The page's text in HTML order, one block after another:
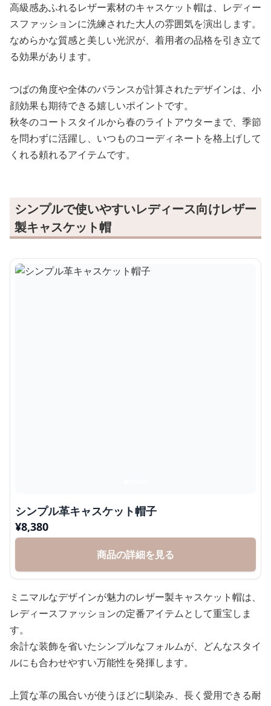
高級感あふれるレザー素材のキャスケット帽は、レディー
スファッションに洗練された大人の雰囲気を演出します。
なめらかな質感と美しい光沢が、着用者の品格を引き立て
る効果があります。
つばの角度や全体のバランスが計算されたデザインは、小
顔効果も期待できる嬉しいポイントです。
秋冬のコートスタイルから春のライトアウターまで、季節
を問わずに活躍し、いつものコーディネートを格上げして
くれる頼れるアイテムです。
シンプルで使いやすいレディース向けレザー
製キャスケット帽
シンプル革キャスケット帽子
¥8,380
商品の詳細を見る
ミニマルなデザインが魅力のレザー製キャスケット帽は、
レディースファッションの定番アイテムとして重宝しま
す。
余計な装飾を省いたシンプルなフォルムが、どんなスタイ
ルにも合わせやすい万能性を発揮します。
上質な革の風合いが使うほどに馴染み、長く愛用できる耐